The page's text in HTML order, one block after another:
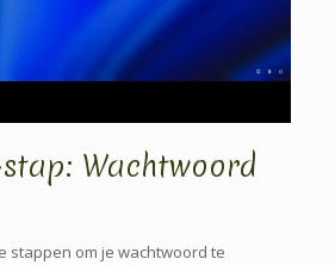
Wachtwoord
stappen om je wachtwoord te